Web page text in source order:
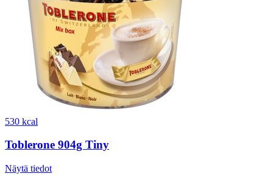
530 kcal
Toblerone 904g Tiny
Näytä tiedot